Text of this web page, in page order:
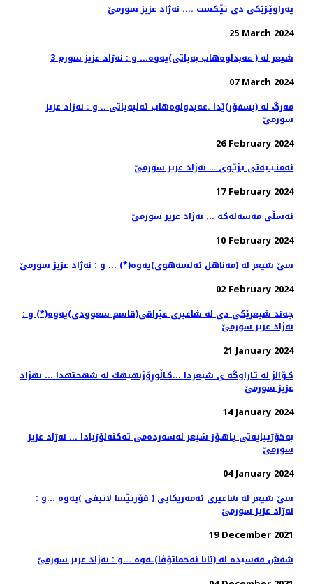
په‌راوێـزێكی دی تێـكست .... نه‌ژاد عزیز سورمێ
25 March 2024
3 شیعر له‌ ( عه‌بدلوه‌هاب به‌یاتی)یه‌وه‌... و : نه‌ژاد عزیز سورم
07 March 2024
مه‌رگ له‌ (بسفۆر)ێدا .عەبدولوەهاب ئەلبەیاتی .. و : نه‌ژاد عزیز
سورمێ
26 February 2024
ئه‌منـیـیه‌تی بـژێـوی … نه‌ژاد عزیز سورمێ
17 February 2024
ئه‌سڵی مه‌سه‌له‌كه‌ ... نه‌ژاد عزیز سورمێ
10 February 2024
سێ شیعر له‌ (مەناهل ئەلسەهوی)یه‌وه‌(*) ... و : نه‌ژاد عزیز سورمێ
02 February 2024
چه‌ند شیعرێكی دی له‌ شاعیری عێراقی(قاسم سعوودی)یه‌وه‌(*) و :
نه‌ژاد عزیز سورمێ
21 January 2024
كـۆالژ له تـاراوگه ی شیعردا ...كـاڵوڕۆژنهیهك له شهختهدا ... نهژاد
عزیز سورمێ
14 January 2024
به‌خۆژییایه‌تی بـاهـۆز شیعر له‌سه‌رده‌می ته‌كنه‌لۆژیادا ... نه‌ژاد عزیز
سورمێ
04 January 2024
سێ شیعر له‌ شاعیری ئه‌مه‌ریكایی ( فۆرتێسا لاتیفی )یه‌وه‌ ...و :
نه‌ژاد عزیز سورمێ
19 December 2021
شه‌ش قه‌سیده‌ له‌ (ئانا ئه‌خماتۆڤا)ـه‌وه‌ ...و : نه‌ژاد عزیز سورمێ